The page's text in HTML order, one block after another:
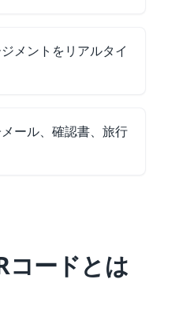
メントをリアルタイ
ール、確認書、旅行
コードとは